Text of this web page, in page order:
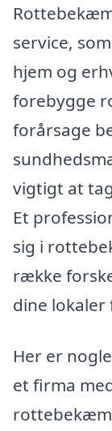
service,
hjem og
forebygge
forårsage
vigtigt at
Et
sig i
række
dine
Her er
et firma